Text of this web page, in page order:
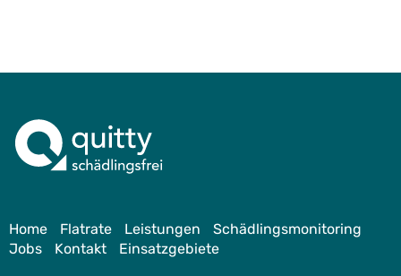
Home Flatrate Leistungen
Schädlingsmonitoring
Jobs
Kontakt Einsatzgebiete